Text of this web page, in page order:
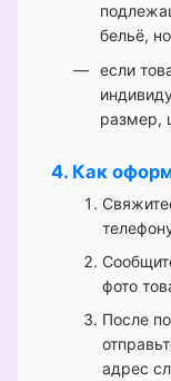
бельё,
если
размер,
4. Как
фото
После
адрес